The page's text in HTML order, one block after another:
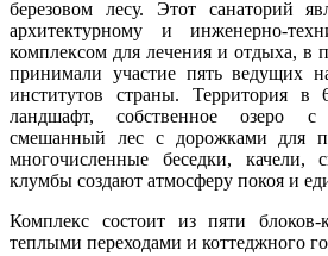
березовом лесу. Этот санаторий
архитектурному и инженерно-
комплексом для лечения и отдыха, в
принимали участие пять ведущих
институтов страны. Территория в
ландшафт, собственное озеро
смешанный лес с дорожками для
многочисленные беседки, качели,
клумбы создают атмосферу покоя и
Комплекс состоит из пяти блоков-
теплыми переходами и коттеджного